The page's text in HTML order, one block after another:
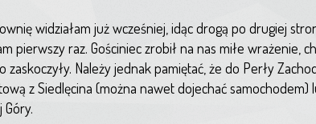
widziałam już wcześniej, idąc drogą po drugiej
pierwszy raz. Gościniec zrobił na nas miłe wrażenie,
Należy jednak pamiętać, że do Perły
z Siedlęcina (można nawet dojechać samochodem)